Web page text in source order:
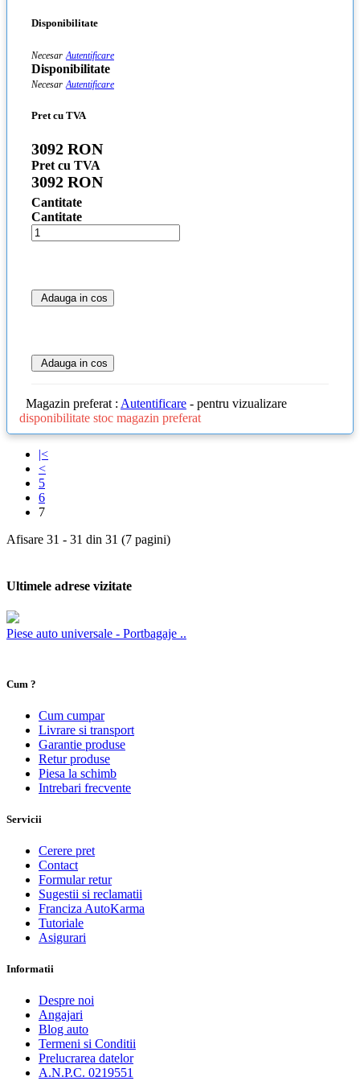
Disponibilitate
Necesar Autentificare
Disponibilitate
Necesar Autentificare
Pret cu TVA
3092 RON
Pret cu TVA
3092 RON
Cantitate
Cantitate
Adauga in cos
Adauga in cos
Magazin preferat : Autentificare - pentru vizualizare
disponibilitate stoc magazin preferat
|<
<
5
6
7
Afisare 31 - 31 din 31 (7 pagini)
Ultimele adrese vizitate
Piese auto universale - Portbagaje ..
Cum ?
Cum cumpar
Livrare si transport
Garantie produse
Retur produse
Piesa la schimb
Intrebari frecvente
Servicii
Cerere pret
Contact
Formular retur
Sugestii si reclamatii
Franciza AutoKarma
Tutoriale
Asigurari
Informatii
Despre noi
Angajari
Blog auto
Termeni si Conditii
Prelucrarea datelor
A.N.P.C. 0219551